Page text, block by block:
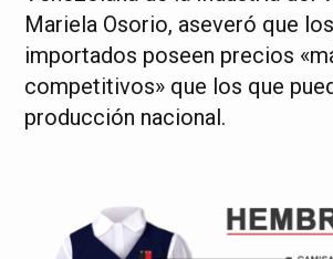
Mariela Osorio, aseveró que
importados poseen precios
competitivos» que los que
producción nacional.